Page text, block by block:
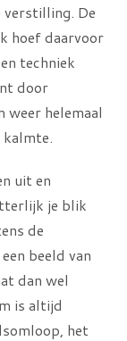
verstilling. De
hoef daarvoor
techniek
door
weer helemaal
uit en
je blik
de
beeld van
dan wel
is altijd
het